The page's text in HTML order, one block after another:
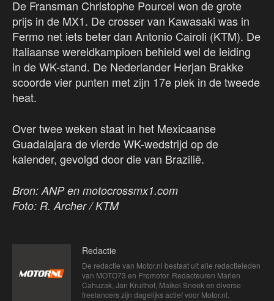
De Fransman Christophe Pourcel won de grote
prijs in de MX1. De crosser van Kawasaki was in
Fermo net iets beter dan Antonio Cairoli (KTM). De
Italiaanse wereldkampioen behield wel de leiding
in de WK-stand. De Nederlander Herjan Brakke
scoorde vier punten met zijn 17e plek in de tweede
heat.
Over twee weken staat in het Mexicaanse
Guadalajara de vierde WK-wedstrijd op de
kalender, gevolgd door die van Brazilië.
Bron: ANP en motocrossmx1.com
Foto: R. Archer / KTM
Redactie
De redactie van Motor.nl bestaat uit alle redactieleden
van MOTO73 en Promotor. Redacteuren Marien
Cahuzak, Jan Kruithof, Maikel Sneek en diverse
freelancers zijn dagelijks actief voor Motor.nl.